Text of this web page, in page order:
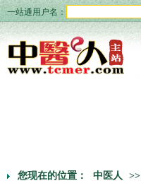
一站通用户名：
您现在的位置： 中医人 >>